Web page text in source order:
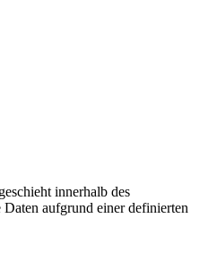
innerhalb des
aufgrund einer definierten